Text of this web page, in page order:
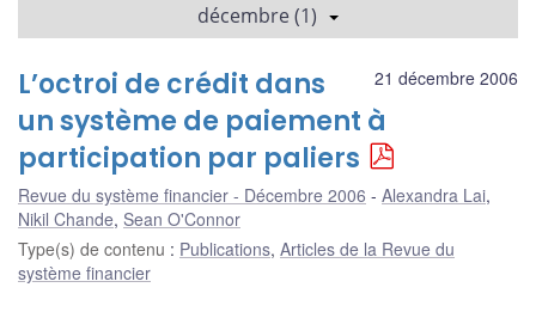
décembre (1)
21 décembre 2006
L’octroi de crédit dans
un système de paiement à
participation par paliers
Revue du système financier - Décembre 2006 Alexandra Lai,
Nikil Chande, Sean O'Connor
Type(s) de contenu : Publications, Articles de la Revue du
système financier